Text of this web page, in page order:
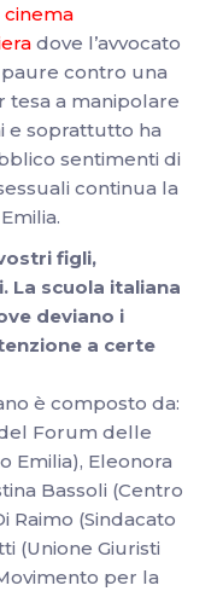
cinema
dove l’avvocato
contro una
tesa a manipolare
e soprattutto ha
sentimenti di
continua la
figli,
scuola italiana
deviano i
a certe
è composto da:
Forum delle
Emilia), Eleonora
Bassoli (Centro
Raimo (Sindacato
(Unione Giuristi
per la